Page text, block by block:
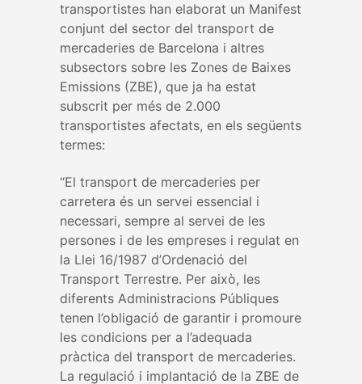
transportistes han elaborat un Manifest
conjunt del sector del transport de
mercaderies de Barcelona i altres
subsectors sobre les Zones de Baixes
Emissions (ZBE), que ja ha estat
subscrit per més de 2.000
transportistes afectats, en els següents
termes:
“El transport de mercaderies per
carretera és un servei essencial i
necessari, sempre al servei de les
persones i de les empreses i regulat en
la Llei 16/1987 d’Ordenació del
Transport Terrestre. Per això, les
diferents Administracions Públiques
tenen l’obligació de garantir i promoure
les condicions per a l’adequada
pràctica del transport de mercaderies.
La regulació i implantació de la ZBE de